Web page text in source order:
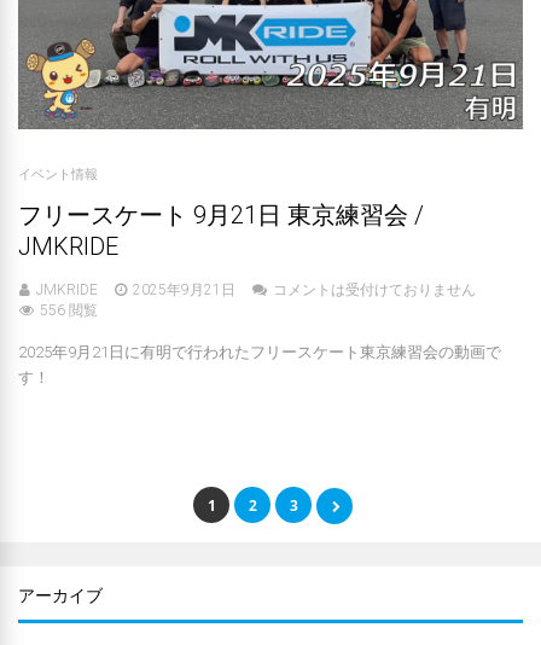
イベント情報
フリースケート 9月21日 東京練習会 /
JMKRIDE
JMKRIDE 2025年9月21日
コメントは受付けておりません
556 閲覧
2025年9月21日に有明で行われたフリースケート東京練習会の動画で
す！
1 2 3
アーカイブ